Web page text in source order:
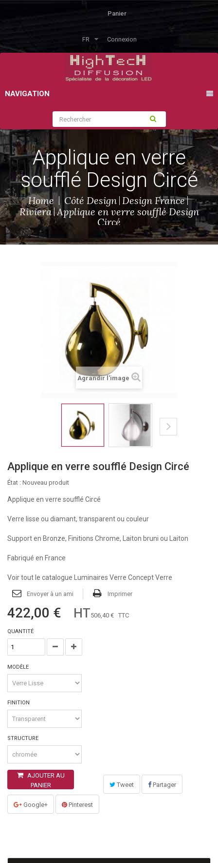
Panier
FR Connexion
NAVIGATION
Applique en verre
soufflé Design Circé
Home Côté Design Design France
Riviera Applique en verre soufflé Design
Circé
Agrandir l'image
Applique en verre soufflé Design Circé
État : Nouveau produit
Applique en verre soufflé Circé
Verre lisse ou diamant, transparent ou couleur
Support en Bronze, Finitions Chrome, Laiton bruni ou Laiton
Fabriqué en France
Voir tout le catalogue Luminaires Verre Concept Verre
Envoyer à un ami Imprimer
422,00 € HT506,40 € TTC
QUANTITÉ
MODÈLE
FINITION
STRUCTURE
AJOUTER AU
PANIER
Tweet Partager
Google+ Pinterest